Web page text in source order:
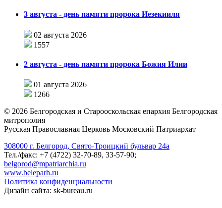
3 августа - день памяти пророка Иезекииля
02 августа 2026
1557
2 августа - день памяти пророка Божия Илии
01 августа 2026
1266
© 2026 Белгородская и Старооскольская епархия Белгородская
митрополия
Русская Православная Церковь Московский Патриархат
308000 г. Белгород, Свято-Троицкий бульвар 24а
Тел./факс: +7 (4722) 32-70-89, 33-57-90;
belgorod@mpatriarchia.ru
www.beleparh.ru
Политика конфиденциальности
Дизайн сайта: sk-bureau.ru